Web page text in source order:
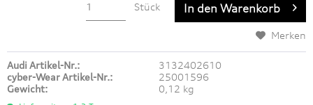
Stück In den Warenkorb
Merken
Audi Artikel-Nr.:
3132402610
cyber-Wear Artikel-Nr.:
25001596
Gewicht:
0,12 kg